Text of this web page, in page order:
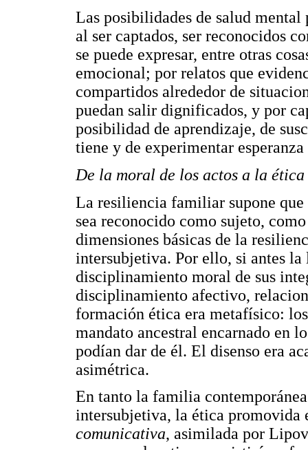
Las posibilidades de salud
al ser captados, ser reconocidos
se puede expresar, entre otras
emocional; por relatos que
compartidos alrededor de
puedan salir dignificados, y por
posibilidad de aprendizaje, de
tiene y de experimentar
De la moral de los actos a la
La resiliencia familiar supone
sea reconocido como sujeto,
dimensiones básicas de la
intersubjetiva. Por ello, si antes
disciplinamiento moral de sus
disciplinamiento afectivo,
formación ética era metafísico:
mandato ancestral encarnado en
podían dar de él. El disenso era
asimétrica.
En tanto la familia
intersubjetiva, la ética promovida
comunicativa, asimilada por